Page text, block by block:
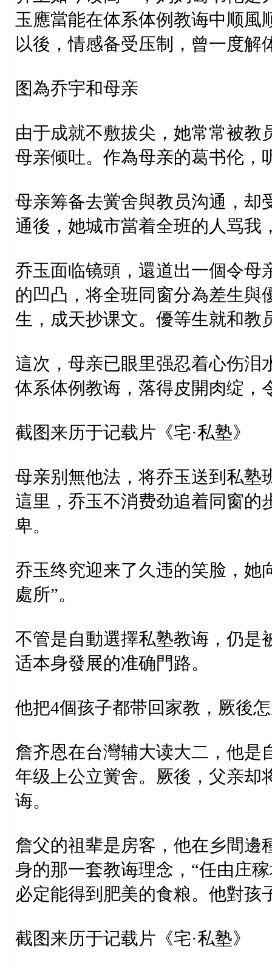
玉應當能在体系体例教诲中顺風
以後，情感备受压制，曾一度解
图為乔宇和母亲
由于成就不敷拔尖，她常常被教
母亲倾吐。作為母亲的葛书伦，
母亲筹备去黉舍與教员沟通，却
通後，她城市當着全班的人骂我
乔玉面临镜頭，還道出一個令母
的凹凸，将全班同窗分為差生與
生，成天抄课文。優等生就和教
這次，母亲已眼里强忍着心伤泪
体系体例教诲，落得皮開肉绽，
截图来历于记载片《宅·私塾》
母亲别無他法，将乔玉送到私塾
這里，乔玉不消费劲追着同窗的
卑。
乔玉终究迎来了久违的笑脸，她
處所”。
不管是自動選擇私塾教诲，仍是
适本身發展的准确門路。
他把4個孩子都带回家教，厥後
詹齐恩在台灣辅大读大二，他是
年级上公立黉舍。厥後，父亲却
诲。
詹父的祖辈是房客，他在乡間邊
身的那一套教诲理念，“任由庄
必定能得到肥美的食粮。他對孩
截图来历于记载片《宅·私塾》